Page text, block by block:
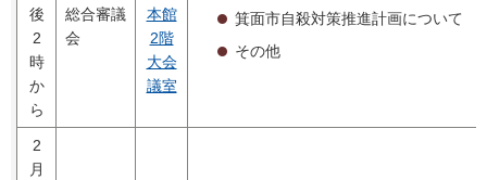
後
2
時
か
ら
総合審議
会
本館
2階
大会
議室
箕面市自殺対策推進計画について
その他
2
月